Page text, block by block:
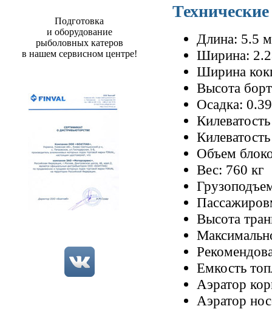
Подготовка
и оборудование
рыболовных катеров
в нашем сервисном центре!
Длина: 5.5 м
Ширина:
Ширина
Высота
Осадка:
Объем
Вес: 760 кг
Высота
Емкость
Аэратор
Аэратор